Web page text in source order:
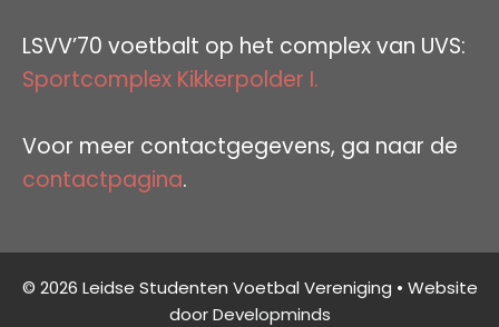
LSVV’70 voetbalt op het complex van UVS:
Sportcomplex Kikkerpolder I.
Voor meer contactgegevens, ga naar de
contactpagina.
© 2026 Leidse Studenten Voetbal Vereniging • Website
doorDevelopminds